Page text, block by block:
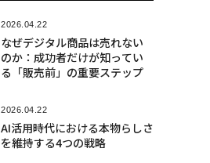
2026.04.22
なぜデジタル商品は売れない
のか：成功者だけが知ってい
る「販売前」の重要ステップ
2026.04.22
AI活用時代における本物らしさ
を維持する4つの戦略